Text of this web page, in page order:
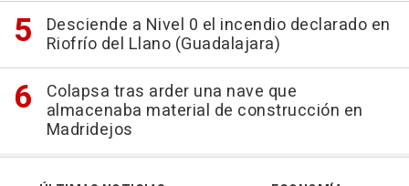
Desciende a Nivel 0 el incendio declarado en
Riofrío del Llano (Guadalajara)
Colapsa tras arder una nave que
almacenaba material de construcción en
Madridejos